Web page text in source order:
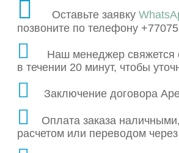
Оставьте заявку
позвоните по телефону
Наш менеджер свяжется
в течении 20 минут, чтобы
Заключение договора
Оплата заказа
расчетом или переводом